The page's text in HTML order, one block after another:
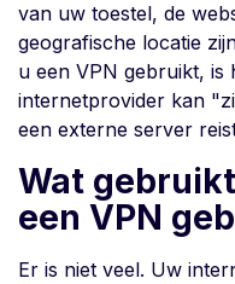
van uw toestel, de
geografische locatie
u een VPN gebruikt, is
internetprovider kan
een externe server
Wat
een VPN
Er is niet veel. Uw